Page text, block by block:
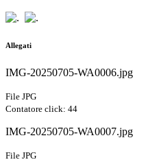
Allegati
IMG-20250705-WA0006.jpg
File JPG
Contatore click: 44
IMG-20250705-WA0007.jpg
File JPG